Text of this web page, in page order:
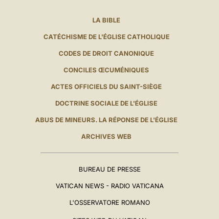
LA BIBLE
CATÉCHISME DE L'ÉGLISE CATHOLIQUE
CODES DE DROIT CANONIQUE
CONCILES ŒCUMÉNIQUES
ACTES OFFICIELS DU SAINT-SIÈGE
DOCTRINE SOCIALE DE L'ÉGLISE
ABUS DE MINEURS. LA RÉPONSE DE L'ÉGLISE
ARCHIVES WEB
BUREAU DE PRESSE
VATICAN NEWS - RADIO VATICANA
L'OSSERVATORE ROMANO